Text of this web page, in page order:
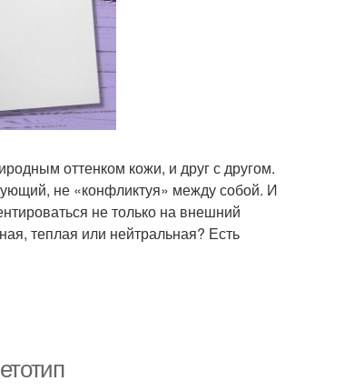
оттенком кожи, и друг с другом.
не «конфликтуя» между собой. И
не только на внешний
теплая или нейтральная? Есть